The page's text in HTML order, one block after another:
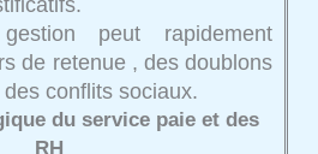
peut rapidement
de retenue , des doublons
conflits sociaux.
du service paie et des
RH